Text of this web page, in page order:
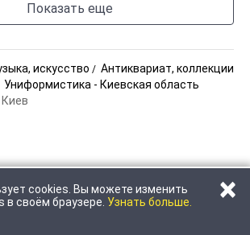
Показать еще
искусство
Антиквариат, коллекции
Униформистика - Киевская область
cookies. Вы можете изменить
в своём браузере. Узнать больше. ×
НАПИСАТЬ